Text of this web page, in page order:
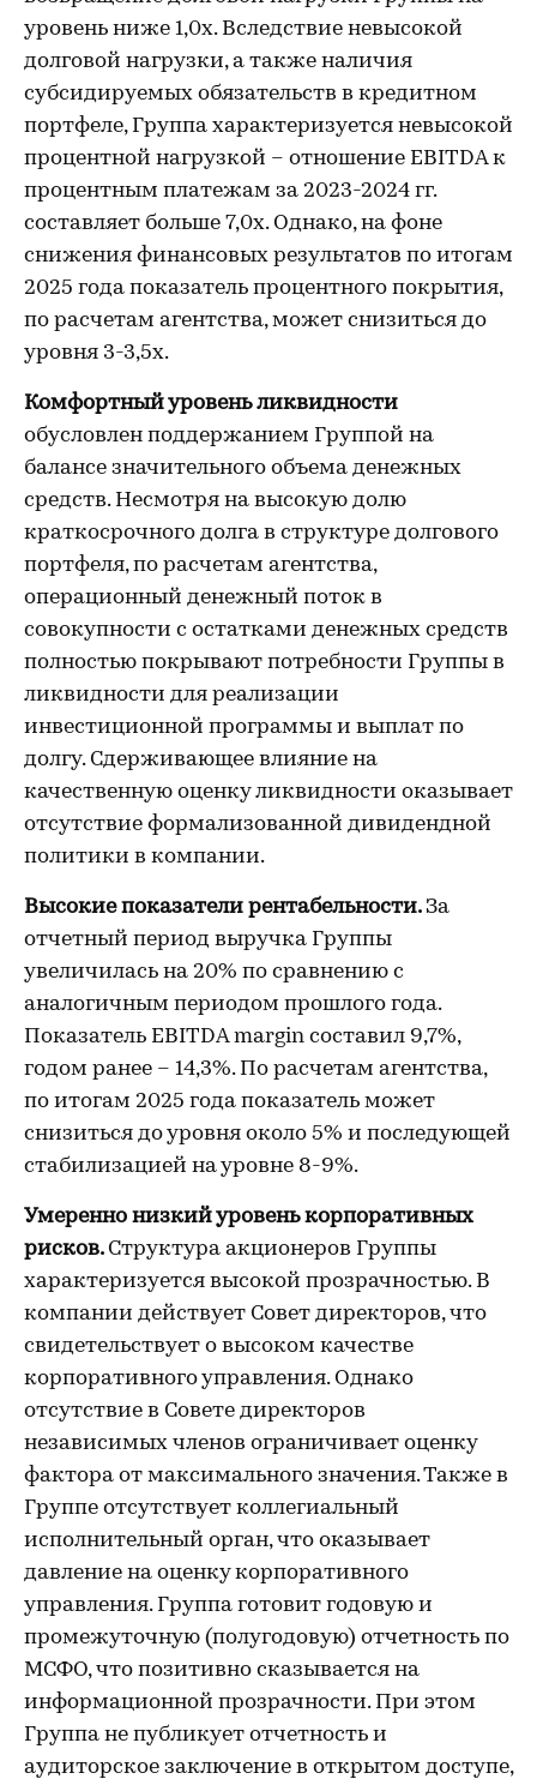
уровень ниже 1,0х. Вследствие невысокой
долговой нагрузки, а также наличия
субсидируемых обязательств в кредитном
портфеле, Группа характеризуется невысокой
процентной нагрузкой – отношение EBITDA к
процентным платежам за 2023-2024 гг.
составляет больше 7,0х. Однако, на фоне
снижения финансовых результатов по итогам
2025 года показатель процентного покрытия,
по расчетам агентства, может снизиться до
уровня 3-3,5х.
Комфортный уровень ликвидности
обусловлен поддержанием Группой на
балансе значительного объема денежных
средств. Несмотря на высокую долю
краткосрочного долга в структуре долгового
портфеля, по расчетам агентства,
операционный денежный поток в
совокупности с остатками денежных средств
полностью покрывают потребности Группы в
ликвидности для реализации
инвестиционной программы и выплат по
долгу. Сдерживающее влияние на
качественную оценку ликвидности оказывает
отсутствие формализованной дивидендной
политики в компании.
Высокие показатели рентабельности. За
отчетный период выручка Группы
увеличилась на 20% по сравнению с
аналогичным периодом прошлого года.
Показатель EBITDA margin составил 9,7%,
годом ранее – 14,3%. По расчетам агентства,
по итогам 2025 года показатель может
снизиться до уровня около 5% и последующей
стабилизацией на уровне 8-9%.
Умеренно низкий уровень корпоративных
рисков. Структура акционеров Группы
характеризуется высокой прозрачностью. В
компании действует Совет директоров, что
свидетельствует о высоком качестве
корпоративного управления. Однако
отсутствие в Совете директоров
независимых членов ограничивает оценку
фактора от максимального значения. Также в
Группе отсутствует коллегиальный
исполнительный орган, что оказывает
давление на оценку корпоративного
управления. Группа готовит годовую и
промежуточную (полугодовую) отчетность по
МСФО, что позитивно сказывается на
информационной прозрачности. При этом
Группа не публикует отчетность и
аудиторское заключение в открытом доступе,